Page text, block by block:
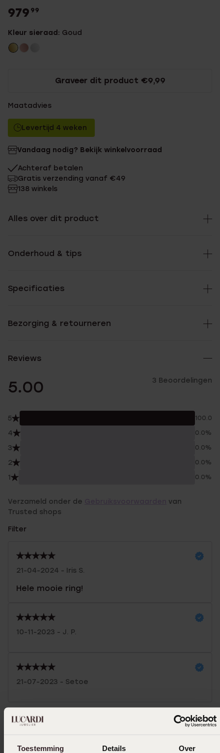
Toestemming Details Over
979 99
Kleur sieraad: Goud
Graveer dit product €9,99
Maatadvies
Levertijd 4 weken
Vandaag nodig? Bekijk winkelvoorraad
Achteraf betalen
Gratis verzending vanaf €49
138 winkels
Alles over dit product
Onderhoud & tips
Specificaties
Bezorging & retourneren
Reviews
5.00 3 Beoordelingen
5 100.0%
4 0.0%
3 0.0%
2 0.0%
1 0.0%
Verzameld onder de
van
Trusted shops
Filter
21-04-2024 - Iris S.
Hele mooie ring!
10-11-2023 - J. P.
21-07-2023 - Setoe
bestellingen